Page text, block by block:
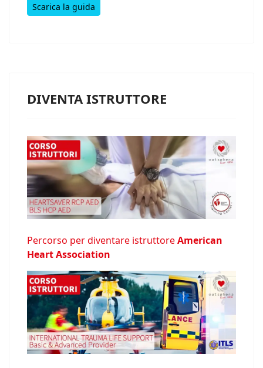
Scarica la guida
DIVENTA ISTRUTTORE
Percorso per diventare istruttoreAmerican
Heart Association